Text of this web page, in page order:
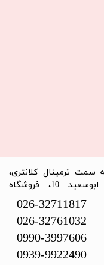
سمت ترمینال کلانتری،
دولت آباد، خیابان نشاط، نبش کوچه ابوسعید 10، فروشگاه
026-32711817
026-32761032
0990-3997606
0939-9922490